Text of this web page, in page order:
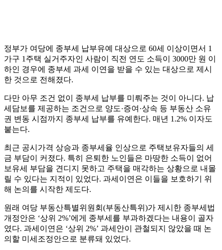
정부가 여당에 종부세 납부유예 대상으로 60세 이상이면서 1
가구 1주택 실거주자인 사람이 직전 연도 소득이 3000만 원 이
하인 경우에 종부세 과세 이연을 받을 수 있는 대상으로 제시
한 것으로 전해졌다.
다만 아무 조건 없이 종부세 납부를 미뤄주는 것이 아니다. 납
세담보를 제공하는 조건으로 양도·증여·상속 등 부동산 소유
권 변동 시점까지 종부세 납부를 유예한다. 매년 1.2% 이자도
붙는다.
최근 공시가격 상승과 종부세율 인상으로 주택보유자들의 세
금 부담이 커졌다. 특히 은퇴한 노인들은 마땅한 소득이 없어
보유세 부담을 견디지 못하고 주택을 매각하는 상황으로 내몰
릴 수 있다는 지적이 있었다. 과세이연은 이들을 보호하기 위
해 논의를 시작한 제도다.
원래 여당 부동산특별위원회(부동산특위)가 제시한 종부세법
개정안은 ‘상위 2%’에게 종부세를 부과하겠다는 내용이 골자
였다. 과세이연은 ‘상위 2%’ 과세안이 관철되지 않았을 때 논
의할 미세조정안으로 분류돼 있었다.